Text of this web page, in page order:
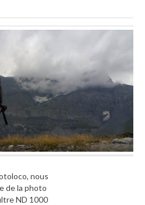
nous
de la photo
ND 1000